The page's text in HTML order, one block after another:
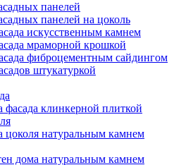
панелей
панелей на цоколь
искусственным камнем
мраморной крошкой
фиброцементным сайдингом
штукатуркой
фасада клинкерной плиткой
цоколя натуральным камнем
дома натуральным камнем